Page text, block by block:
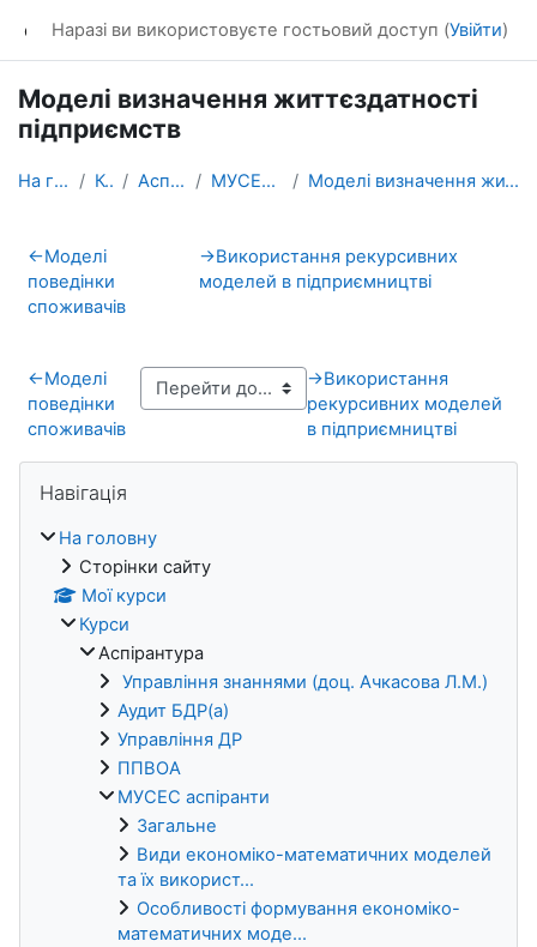
Наразі ви використовуєте гостьовий доступ (Увійти)
Моделі визначення життєздатності
підприємств
На головну Курси Аспірантура МУСЕС аспіранти Моделі визначення життєздатності підприємств
Схема розділу
←Моделі
поведінки
споживачів
→Використання рекурсивних
моделей в підприємництві
←Моделі
поведінки
споживачів
→Використання
рекурсивних моделей
в підприємництві
Навігація
На головну
Сторінки сайту
Мої курси
Курси
Аспірантура
Управління знаннями (доц. Ачкасова Л.М.)
Аудит БДР(а)
Управління ДР
ППВОА
МУСЕС аспіранти
Загальне
Види економіко-математичних моделей
та їх використ...
Особливості формування економіко-
математичних моде...